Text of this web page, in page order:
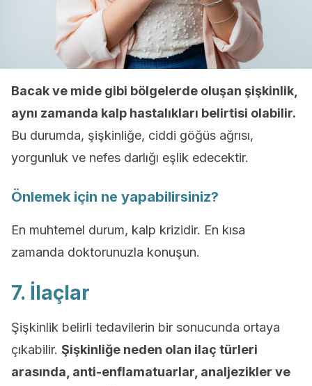
Bacak ve mide gibi bölgelerde oluşan şişkinlik,
aynı zamanda kalp hastalıkları belirtisi olabilir.
Bu durumda, şişkinliğe, ciddi göğüs ağrısı,
yorgunluk ve nefes darlığı eşlik edecektir.
Önlemek için ne yapabilirsiniz?
En muhtemel durum, kalp krizidir. En kısa
zamanda doktorunuzla konuşun.
7. İlaçlar
Şişkinlik belirli tedavilerin bir sonucunda ortaya
çıkabilir. Şişkinliğe neden olan ilaç türleri
arasında, anti-enflamatuarlar, analjezikler ve